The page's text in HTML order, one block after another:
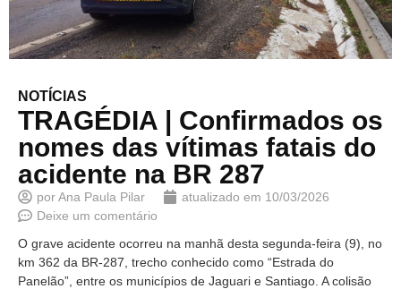
NOTÍCIAS
TRAGÉDIA | Confirmados os
nomes das vítimas fatais do
acidente na BR 287
porAna Paula Pilar atualizado em 10/03/2026
Deixe um comentário
O grave acidente ocorreu na manhã desta segunda-feira (9), no
km 362 da BR-287, trecho conhecido como “Estrada do
Panelão”, entre os municípios de Jaguari e Santiago. A colisão